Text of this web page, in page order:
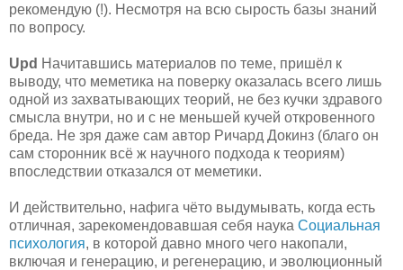
рекомендую (!). Несмотря на всю сырость базы знаний
по вопросу.
Upd Начитавшись материалов по теме, пришёл к
выводу, что меметика на поверку оказалась всего лишь
одной из захватывающих теорий, не без кучки здравого
смысла внутри, но и с не меньшей кучей откровенного
бреда. Не зря даже сам автор Ричард Докинз (благо он
сам сторонник всё ж научного подхода к теориям)
впоследствии отказался от меметики.
И действительно, нафига чёто выдумывать, когда есть
отличная, зарекомендовавшая себя наука Социальная
психология, в которой давно много чего накопали,
включая и генерацию, и регенерацию, и эволюционный